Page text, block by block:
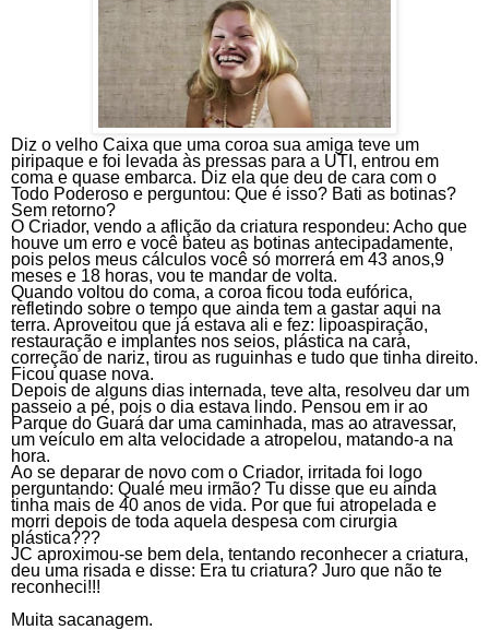
Diz o velho Caixa que uma coroa sua amiga teve um
piripaque e foi levada às pressas para a UTI, entrou em
coma e quase embarca. Diz ela que deu de cara com o
Todo Poderoso e perguntou: Que é isso? Bati as botinas?
Sem retorno?
O Criador, vendo a aflição da criatura respondeu: Acho que
houve um erro e você bateu as botinas antecipadamente,
pois pelos meus cálculos você só morrerá em 43 anos,9
meses e 18 horas, vou te mandar de volta.
Quando voltou do coma, a coroa ficou toda eufórica,
refletindo sobre o tempo que ainda tem a gastar aqui na
terra. Aproveitou que já estava ali e fez: lipoaspiração,
restauração e implantes nos seios, plástica na cara,
correção de nariz, tirou as ruguinhas e tudo que tinha direito.
Ficou quase nova.
Depois de alguns dias internada, teve alta, resolveu dar um
passeio a pé, pois o dia estava lindo. Pensou em ir ao
Parque do Guará dar uma caminhada, mas ao atravessar,
um veículo em alta velocidade a atropelou, matando-a na
hora.
Ao se deparar de novo com o Criador, irritada foi logo
perguntando: Qualé meu irmão? Tu disse que eu ainda
tinha mais de 40 anos de vida. Por que fui atropelada e
morri depois de toda aquela despesa com cirurgia
plástica???
JC aproximou-se bem dela, tentando reconhecer a criatura,
deu uma risada e disse: Era tu criatura? Juro que não te
reconheci!!!
Muita sacanagem.